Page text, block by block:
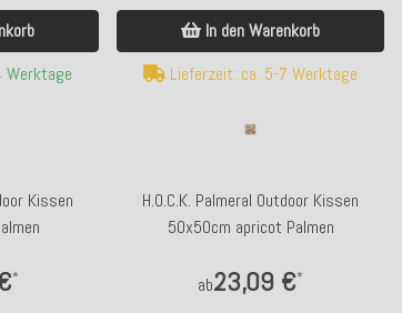
Werktage
In den Warenkorb
Lieferzeit: ca. 5-7 Werktage
Kissen
*
H.O.C.K. Palmeral Outdoor Kissen
50x50cm apricot Palmen
ab23,09 €*
Outdoor Sitzkissen
Rosé Streifen
Top bewertet
H.O.C.K. Yucatan Outdoor
40x40x5cm POP - multi